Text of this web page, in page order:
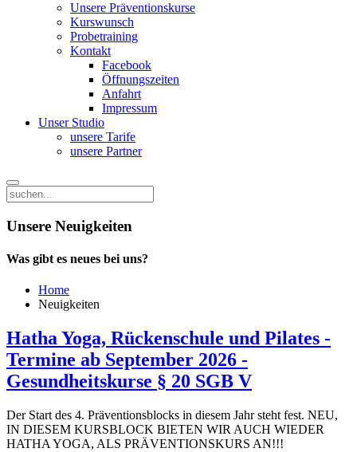
Unsere Präventionskurse
Kurswunsch
Probetraining
Kontakt
Facebook
Öffnungszeiten
Anfahrt
Impressum
Unser Studio
unsere Tarife
unsere Partner
Unsere Neuigkeiten
Was gibt es neues bei uns?
Home
Neuigkeiten
Hatha Yoga, Rückenschule und Pilates -
Termine ab September 2026 -
Gesundheitskurse § 20 SGB V
Der Start des 4. Präventionsblocks in diesem Jahr steht fest. NEU,
IN DIESEM KURSBLOCK BIETEN WIR AUCH WIEDER
HATHA YOGA, ALS PRÄVENTIONSKURS AN!!!